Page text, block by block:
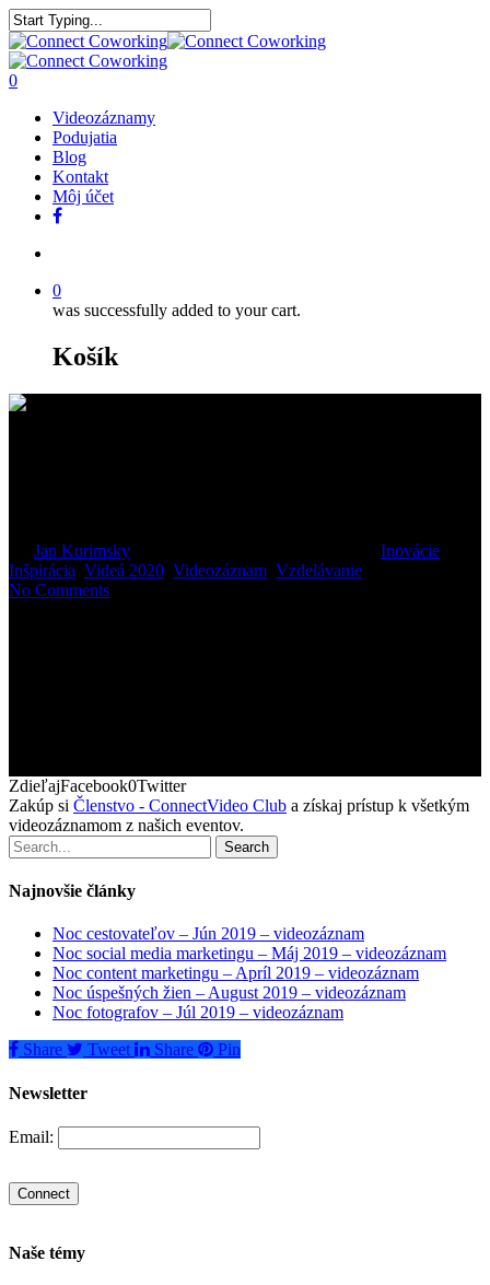
0
Videozáznamy
Podujatia
Blog
Kontakt
Môj účet
0
was successfully added to your cart.
Košík
Jan Kurimsky Inovácie
Inšpirácia Videá 2020 Videozáznam Vzdelávanie
No Comments
ZdieľajFacebook0Twitter
Zakúp si Členstvo - ConnectVideo Club a získaj prístup k všetkým
videozáznamom z našich eventov.
Search
Najnovšie články
Noc cestovateľov – Jún 2019 – videozáznam
Noc social media marketingu – Máj 2019 – videozáznam
Noc content marketingu – Apríl 2019 – videozáznam
Noc úspešných žien – August 2019 – videozáznam
Noc fotografov – Júl 2019 – videozáznam
Share
Tweet Share Pin
Newsletter
Email:
Naše témy